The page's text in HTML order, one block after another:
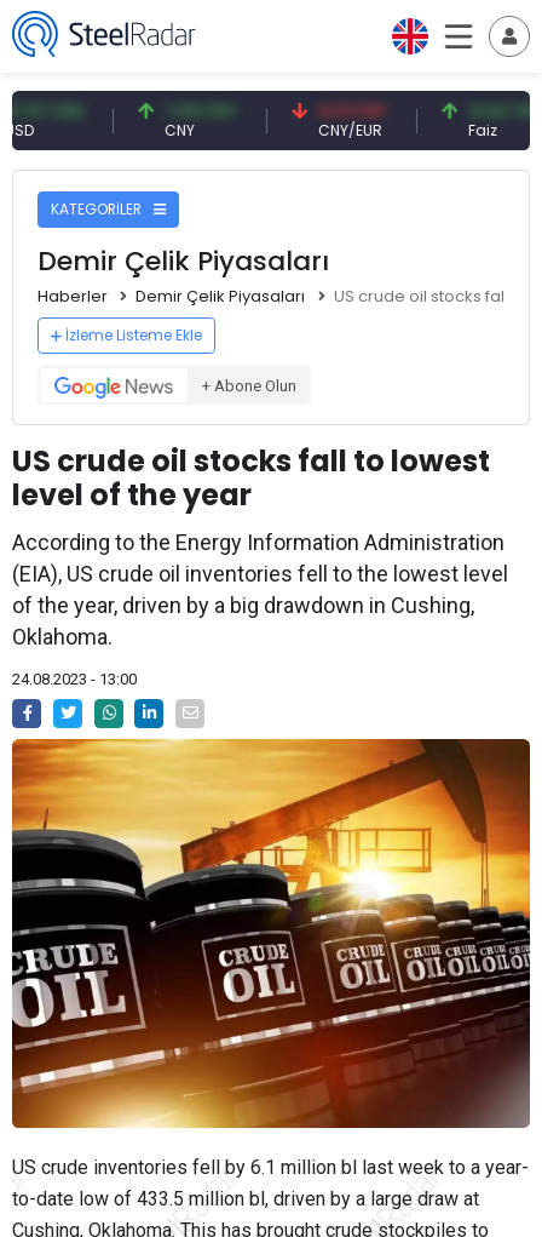
7,09 CNY 0,13 CNY
CNY/EUR
41,54 TRY
KATEGORİLER
Demir Çelik Piyasaları
Haberler Demir Çelik Piyasaları US crude oil stocks fall to
İzleme Listeme Ekle
+ Abone Olun
US crude oil stocks fall to lowest
level of the year
According to the Energy Information Administration
(EIA), US crude oil inventories fell to the lowest level
of the year, driven by a big drawdown in Cushing,
Oklahoma.
24.08.2023 - 13:00
US crude inventories fell by 6.1 million bl last week to a year-
to-date low of 433.5 million bl, driven by a large draw at
Cushing, Oklahoma. This has brought crude stockpiles to